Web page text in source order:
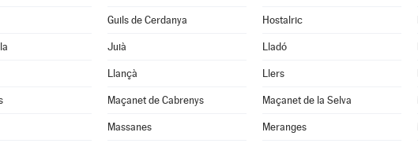
Guils de Cerdanya Hostalric
Juià Lladó
Llançà Llers
Maçanet de Cabrenys Maçanet de la Selva
Massanes Meranges